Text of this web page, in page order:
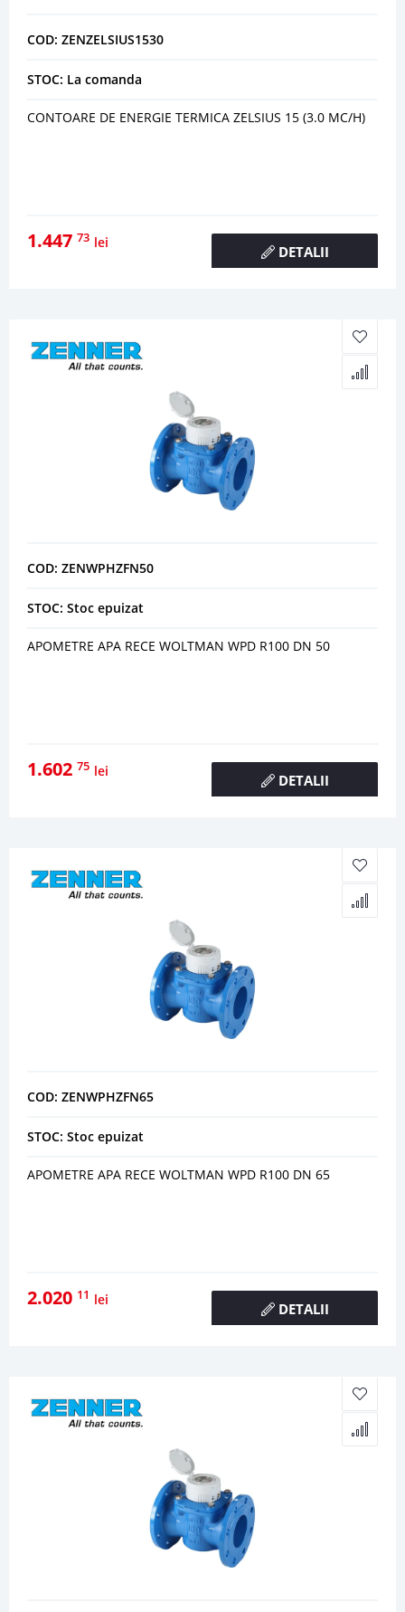
COD: ZENZELSIUS1530
STOC: La comanda
CONTOARE DE ENERGIE TERMICA ZELSIUS 15 (3.0 MC/H)
1.447 73 lei
DETALII
COD: ZENWPHZFN50
STOC: Stoc epuizat
APOMETRE APA RECE WOLTMAN WPD R100 DN 50
1.602 75 lei
DETALII
COD: ZENWPHZFN65
STOC: Stoc epuizat
APOMETRE APA RECE WOLTMAN WPD R100 DN 65
2.020 11 lei
DETALII